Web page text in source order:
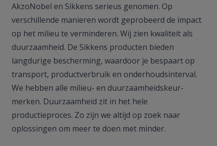
AkzoNobel en Sikkens serieus genomen. Op
verschillende manieren wordt geprobeerd de impact
op het milieu te verminderen. Wij zien kwaliteit als
duurzaamheid. De Sikkens producten bieden
langdurige bescherming, waardoor je bespaart op
transport, productverbruik en onderhoudsinterval.
We hebben alle milieu- en duurzaamheidskeur-
merken. Duurzaamheid zit in het hele
productieproces. Zo zijn we altijd op zoek naar
oplossingen om meer te doen met minder.